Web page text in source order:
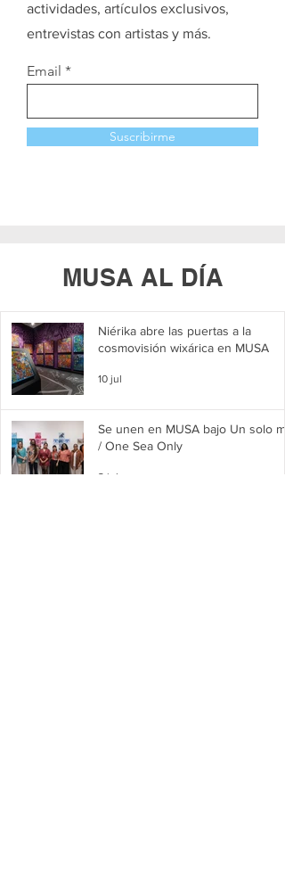
actividades, artículos exclusivos,
entrevistas con artistas y más.
Email
Suscribirme
MUSA AL DÍA
Niérika abre las puertas a la
cosmovisión wixárica en MUSA
10 jul
Se unen en MUSA bajo Un solo
/ One Sea Only
2 jul